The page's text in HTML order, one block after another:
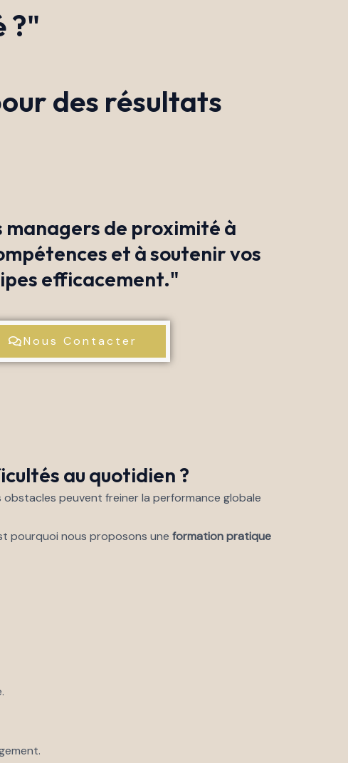
?"
des résultats
managers de proximité à
et à soutenir vos
efficacement."
Nous Contacter
au quotidien ?
obstacles peuvent freiner la performance globale
pourquoi nous proposons une formation pratique